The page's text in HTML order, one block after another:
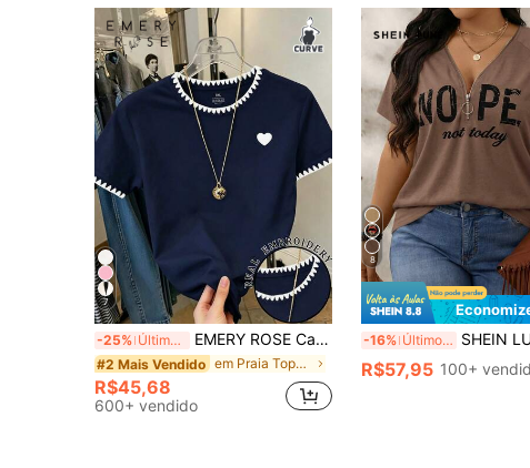
7
-25% Últimos 3 dias EMERY ROSE Camiseta Casual de Manga Curta com Bordado Plus Size para Mulheres
#2 Mais Vendido em Praia Tops Tamanhos Grandes
R$45,68
600+ vendido
8
-16% Últimos 3 dias SHEIN LUNE Camiseta Plus Size Cinza com Estampa de
R$57,95 100+